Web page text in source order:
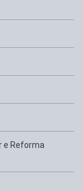
e Reforma